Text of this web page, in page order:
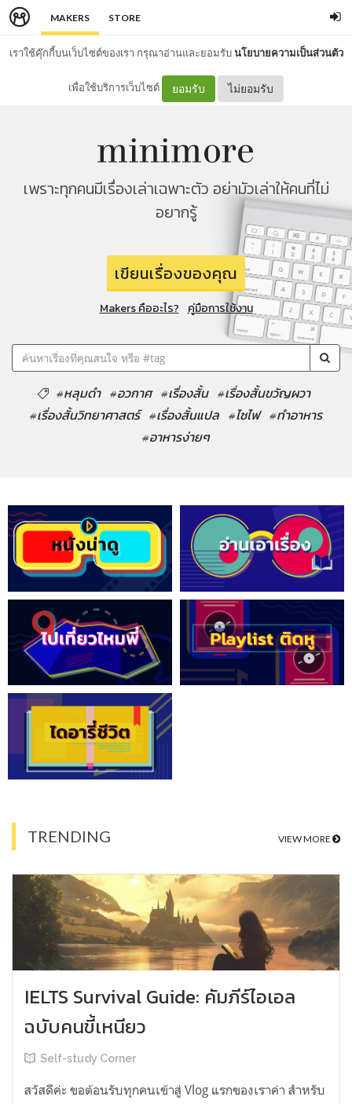
MAKERS STORE
เราใช้คุ๊กกี้บนเว็บไซต์ของเรา กรุณาอ่านและยอมรับนโยบายความเป็นส่วนตัว
เพื่อใช้บริการเว็บไซต์ ยอมรับ ไม่ยอมรับ
เพราะทุกคนมีเรื่องเล่าเฉพาะตัว อย่ามัวเล่าให้คนที่ไม่
อยากรู้
เขียนเรื่องของคุณ
Makers คืออะไร? คู่มือการใช้งาน
#หลุมดำ #อวกาศ #เรื่องสั้น #เรื่องสั้นขวัญผวา
#เรื่องสั้นวิทยาศาสตร์ #เรื่องสั้นแปล #ไซไฟ #ทำอาหาร
#อาหารง่ายๆ
TRENDING VIEW MORE
IELTS Survival Guide: คัมภีร์ไอเอล
ฉบับคนขี้เหนียว
Self-study Corner
สวัสดีค่ะ ขอต้อนรับทุกคนเข้าสู่ Vlog แรกของเราค่า สำหรับ